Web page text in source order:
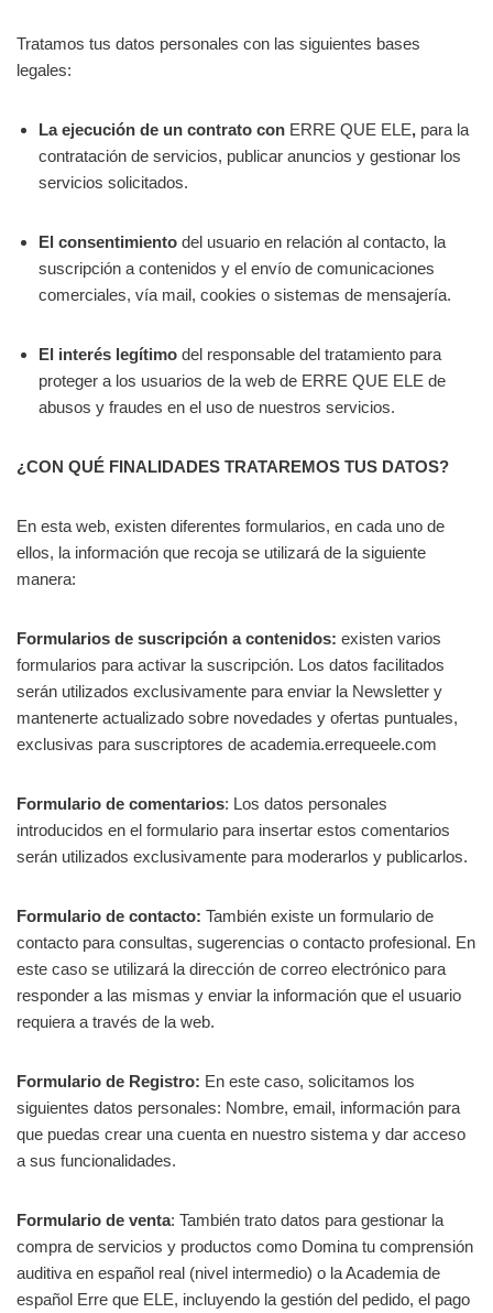
Tratamos tus datos personales con las siguientes bases
legales:
La ejecución de un contrato con ERRE QUE ELE, para la
contratación de servicios, publicar anuncios y gestionar los
servicios solicitados.
El consentimiento del usuario en relación al contacto, la
suscripción a contenidos y el envío de comunicaciones
comerciales, vía mail, cookies o sistemas de mensajería.
El interés legítimo del responsable del tratamiento para
proteger a los usuarios de la web de ERRE QUE ELE de
abusos y fraudes en el uso de nuestros servicios.
¿CON QUÉ FINALIDADES TRATAREMOS TUS DATOS?
En esta web, existen diferentes formularios, en cada uno de
ellos, la información que recoja se utilizará de la siguiente
manera:
Formularios de suscripción a contenidos: existen varios
formularios para activar la suscripción. Los datos facilitados
serán utilizados exclusivamente para enviar la Newsletter y
mantenerte actualizado sobre novedades y ofertas puntuales,
exclusivas para suscriptores de academia.errequeele.com
Formulario de comentarios: Los datos personales
introducidos en el formulario para insertar estos comentarios
serán utilizados exclusivamente para moderarlos y publicarlos.
Formulario de contacto: También existe un formulario de
contacto para consultas, sugerencias o contacto profesional. En
este caso se utilizará la dirección de correo electrónico para
responder a las mismas y enviar la información que el usuario
requiera a través de la web.
Formulario de Registro: En este caso, solicitamos los
siguientes datos personales: Nombre, email, información para
que puedas crear una cuenta en nuestro sistema y dar acceso
a sus funcionalidades.
Formulario de venta: También trato datos para gestionar la
compra de servicios y productos como Domina tu comprensión
auditiva en español real (nivel intermedio) o la Academia de
español Erre que ELE, incluyendo la gestión del pedido, el pago